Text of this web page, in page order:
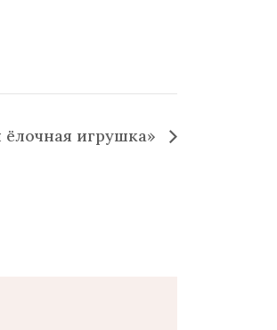
ёлочная игрушка»